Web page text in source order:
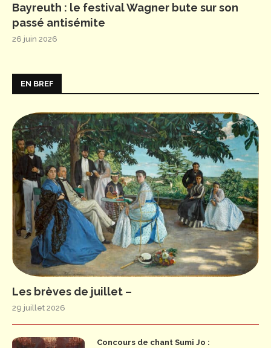
Bayreuth : le festival Wagner bute sur son
passé antisémite
26 juin 2026
EN BREF
Les brèves de juillet –
29 juillet 2026
Concours de chant Sumi Jo :